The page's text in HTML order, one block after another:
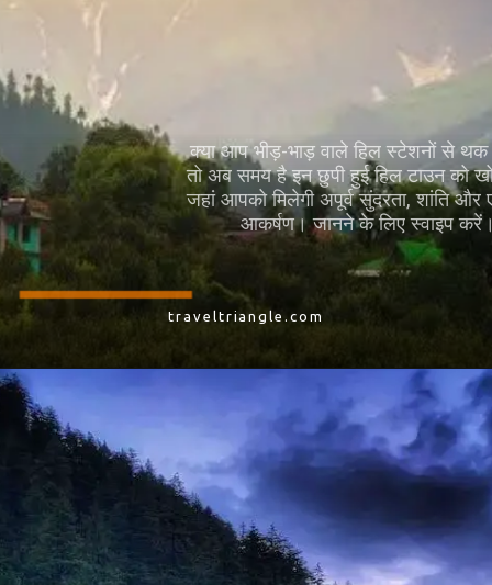
क्या आप भीड़-भाड़ वाले हिल स्टेशनों से थक चुके हैं?
तो अब समय है इन छुपी हुई हिल टाउन को खोजने का,
जहां आपको मिलेगी अपूर्व सुंदरता, शांति और एक खास
आकर्षण। जानने के लिए स्वाइप करें।
traveltriangle.com